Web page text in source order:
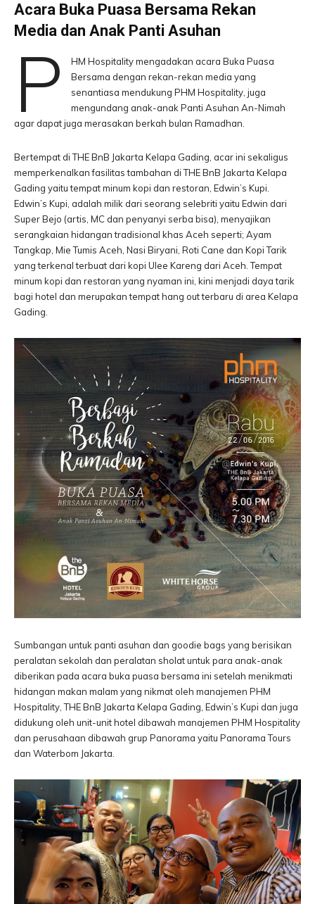
Acara Buka Puasa Bersama Rekan
Media dan Anak Panti Asuhan
P
HM Hospitality mengadakan acara Buka Puasa
Bersama dengan rekan-rekan media yang
senantiasa mendukung PHM Hospitality, juga
mengundang anak-anak Panti Asuhan An-Nimah
agar dapat juga merasakan berkah bulan Ramadhan.
Bertempat di THE BnB Jakarta Kelapa Gading, acar ini sekaligus
memperkenalkan fasilitas tambahan di THE BnB Jakarta Kelapa
Gading yaitu tempat minum kopi dan restoran, Edwin’s Kupi.
Edwin’s Kupi, adalah milik dari seorang selebriti yaitu Edwin dari
Super Bejo (artis, MC dan penyanyi serba bisa), menyajikan
serangkaian hidangan tradisional khas Aceh seperti; Ayam
Tangkap, Mie Tumis Aceh, Nasi Biryani, Roti Cane dan Kopi Tarik
yang terkenal terbuat dari kopi Ulee Kareng dari Aceh. Tempat
minum kopi dan restoran yang nyaman ini, kini menjadi daya tarik
bagi hotel dan merupakan tempat hang out terbaru di area Kelapa
Gading.
Sumbangan untuk panti asuhan dan goodie bags yang berisikan
peralatan sekolah dan peralatan sholat untuk para anak-anak
diberikan pada acara buka puasa bersama ini setelah menikmati
hidangan makan malam yang nikmat oleh manajemen PHM
Hospitality, THE BnB Jakarta Kelapa Gading, Edwin’s Kupi dan juga
didukung oleh unit-unit hotel dibawah manajemen PHM Hospitality
dan perusahaan dibawah grup Panorama yaitu Panorama Tours
dan Waterbom Jakarta.